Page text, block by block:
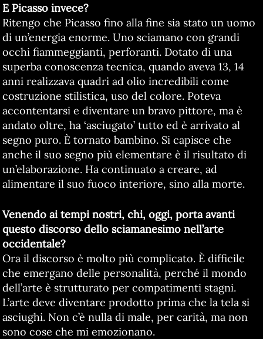
E Picasso invece?
Ritengo che Picasso fino alla fine sia stato un uomo
di un’energia enorme. Uno sciamano con grandi
occhi fiammeggianti, perforanti. Dotato di una
superba conoscenza tecnica, quando aveva 13, 14
anni realizzava quadri ad olio incredibili come
costruzione stilistica, uso del colore. Poteva
accontentarsi e diventare un bravo pittore, ma è
andato oltre, ha ‘asciugato’ tutto ed è arrivato al
segno puro. È tornato bambino. Si capisce che
anche il suo segno più elementare è il risultato di
un’elaborazione. Ha continuato a creare, ad
alimentare il suo fuoco interiore, sino alla morte.
Venendo ai tempi nostri, chi, oggi, porta avanti
questo discorso dello sciamanesimo nell’arte
occidentale?
Ora il discorso è molto più complicato. È difficile
che emergano delle personalità, perché il mondo
dell’arte è strutturato per compatimenti stagni.
L’arte deve diventare prodotto prima che la tela si
asciughi. Non c’è nulla di male, per carità, ma non
sono cose che mi emozionano.